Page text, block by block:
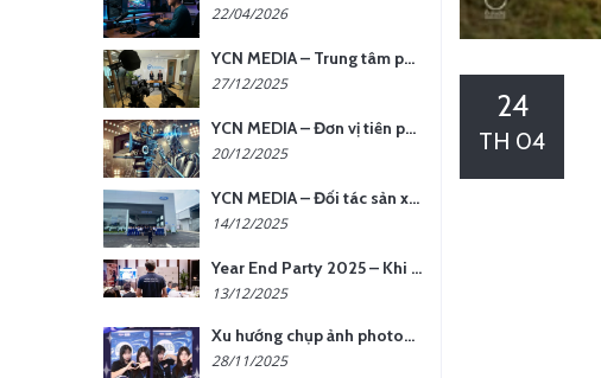
24
TH 04
22/04/2026
YCN MEDIA – Trung tâm phụ kiện quay chụp tại Hà Nội
27/12/2025
YCN MEDIA – Đơn vị tiên phong sản xuất hình ảnh & âm thanh bằng AI tại Hà Nội
20/12/2025
YCN MEDIA – Đối tác sản xuất hình ảnh chuyên nghiệp cho doanh nghiệp tại Hà Nội
14/12/2025
Year End Party 2025 – Khi Khoảnh Khắc Trở Thành Dấu Ấn | Gói Ưu Đãi Tháng 12 Từ YCN Media
13/12/2025
Xu hướng chụp ảnh photobooth tại các sự kiện hiện nay
28/11/2025